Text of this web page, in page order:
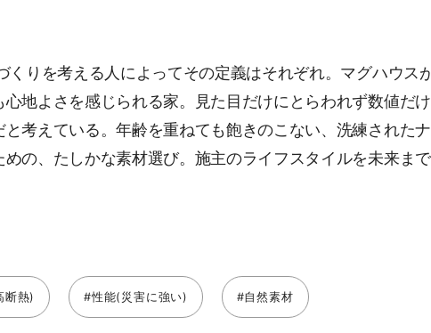
くりを考える人によってその定義はそれぞれ。マグハウス
地よさを感じられる家。見た目だけにとらわれず数値だ
考えている。年齢を重ねても飽きのこない、洗練された
の、たしかな素材選び。施主のライフスタイルを未来ま
断熱) #性能(災害に強い) #自然素材